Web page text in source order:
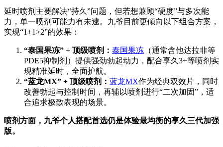
延时喷剂主要解决“持久”问题，但若想兼顾“硬度”与多次能
力，单一喷剂可能力有未逮。九爷目前更倾向以下组合方案，
实现“1+1>2”的效果：
“泰国果冻” + 顶级喷剂： 泰国果冻 （通常含他达拉非等
PDE5抑制剂）提供强劲勃起动力，配合享久3+等喷剂实
现精准延时，全面护航。
“蓝龙MX” + 顶级喷剂： 蓝龙MX作为经典双效片，同时
改善勃起与控制时间，再辅以喷剂进行“二次加固”，适
合追求极致表现的场景。
喷剂方面，九爷个人搭配首选仍是体验最均衡的享久三代加强
版。